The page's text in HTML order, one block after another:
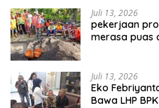
Juli 13, 2026
pekerjaan
merasa puas
Juli 13, 2026
Eko
Bawa LHP